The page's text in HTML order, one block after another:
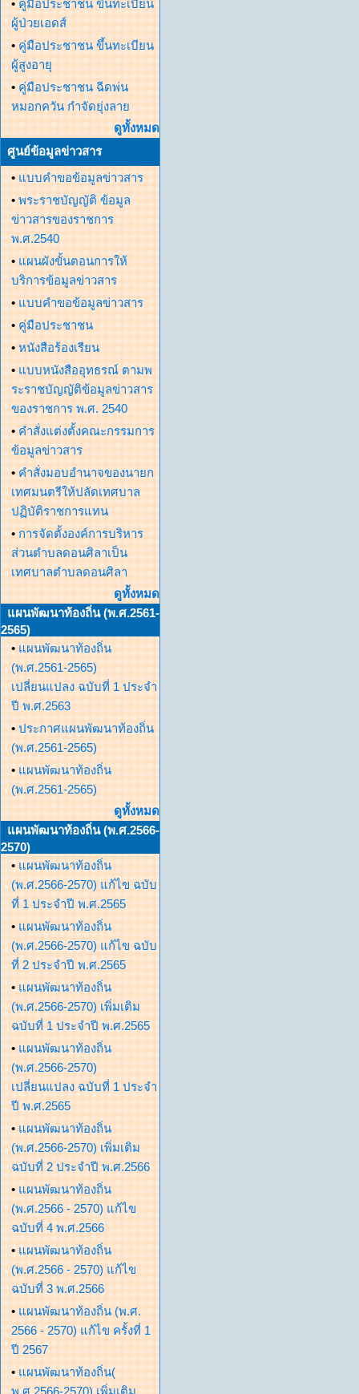
• คู่มือประชาชน ขึ้นทะเบียน
ผู้ป่วยเอดส์
• คู่มือประชาชน ขึ้นทะเบียน
ผู้สูงอายุ
• คู่มือประชาชน ฉีดพ่น
หมอกควัน กำจัดยุ่งลาย
ดูทั้งหมด
ศูนย์ข้อมูลข่าวสาร
• แบบคำขอข้อมูลข่าวสาร
• พระราชบัญญัติ ข้อมูล
ข่าวสารของราชการ
พ.ศ.2540
• แผนผังขั้นตอนการให้
บริการข้อมูลข่าวสาร
• แบบคำขอข้อมูลข่าวสาร
• คู่มือประชาชน
• หนังสือร้องเรียน
• แบบหนังสืออุทธรณ์ ตามพ
ระราชบัญญัติข้อมูลข่าวสาร
ของราชการ พ.ศ. 2540
• คำสั่งแต่งตั้งคณะกรรมการ
ข้อมูลข่าวสาร
• คำสั่งมอบอำนาจของนายก
เทศมนตรีให้ปลัดเทศบาล
ปฏิบัติราชการแทน
• การจัดตั้งองค์การบริหาร
ส่วนตำบลดอนศิลาเป็น
เทศบาลตำบลดอนศิลา
ดูทั้งหมด
แผนพัฒนาท้องถิ่น (พ.ศ.2561-
2565)
• แผนพัฒนาท้องถิ่น
(พ.ศ.2561-2565)
เปลี่ยนแปลง ฉบับที่ 1 ประจำ
ปี พ.ศ.2563
• ประกาศแผนพัฒนาท้องถิ่น
(พ.ศ.2561-2565)
• แผนพัฒนาท้องถิ่น
(พ.ศ.2561-2565)
ดูทั้งหมด
แผนพัฒนาท้องถิ่น (พ.ศ.2566-
2570)
• แผนพัฒนาท้องถิ่น
(พ.ศ.2566-2570) แก้ไข ฉบับ
ที่ 1 ประจำปี พ.ศ.2565
• แผนพัฒนาท้องถิ่น
(พ.ศ.2566-2570) แก้ไข ฉบับ
ที่ 2 ประจำปี พ.ศ.2565
• แผนพัฒนาท้องถิ่น
(พ.ศ.2566-2570) เพิ่มเติม
ฉบับที่ 1 ประจำปี พ.ศ.2565
• แผนพัฒนาท้องถิ่น
(พ.ศ.2566-2570)
เปลี่ยนแปลง ฉบับที่ 1 ประจำ
ปี พ.ศ.2565
• แผนพัฒนาท้องถิ่น
(พ.ศ.2566-2570) เพิ่มเติม
ฉบับที่ 2 ประจำปี พ.ศ.2566
• แผนพัฒนาท้องถิ่น
(พ.ศ.2566 - 2570) แก้ไข
ฉบับที่ 4 พ.ศ.2566
• แผนพัฒนาท้องถิ่น
(พ.ศ.2566 - 2570) แก้ไข
ฉบับที่ 3 พ.ศ.2566
• แผนพัฒนาท้องถิ่น (พ.ศ.
2566 - 2570) แก้ไข ครั้งที่ 1
ปี 2567
• แผนพัฒนาท้องถิ่น(
พ.ศ.2566-2570) เพิ่มเติม